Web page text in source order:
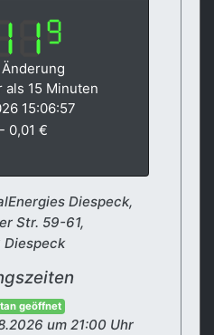
15 Minuten
15:06:57
- 0,01 €
Diespeck,
Str. 59-61,
Diespeck
geöffnet
um 21:00 Uhr